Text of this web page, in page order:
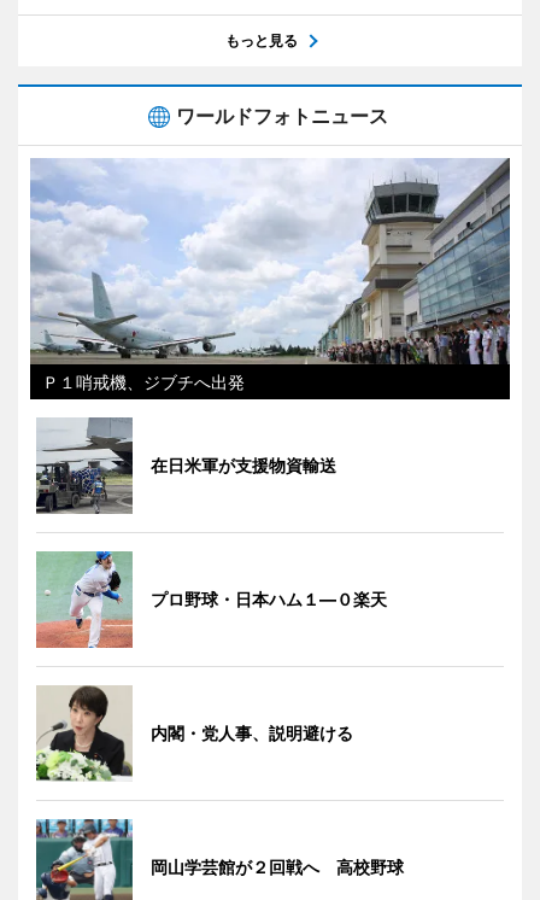
もっと見る
ワールドフォトニュース
Ｐ１哨戒機、ジブチへ出発
在日米軍が支援物資輸送
プロ野球・日本ハム１―０楽天
内閣・党人事、説明避ける
岡山学芸館が２回戦へ 高校野球